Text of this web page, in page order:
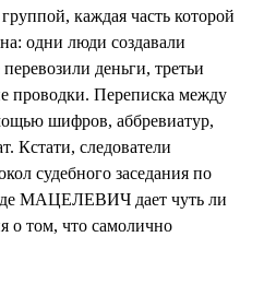
каждая часть которой
одни люди создавали
деньги, третьи
проводки. Переписка между
шифров, аббревиатур,
Кстати, следователи
судебного заседания по
МАЦЕЛЕВИЧ дает чуть ли
о том, что самолично